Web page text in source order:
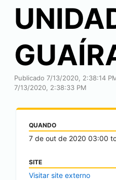
Publicado 7/13/2020, 2:38:14
7/13/2020, 2:38:33 PM
QUANDO
7 de out de 2020 03:00
SITE
Visitar site externo